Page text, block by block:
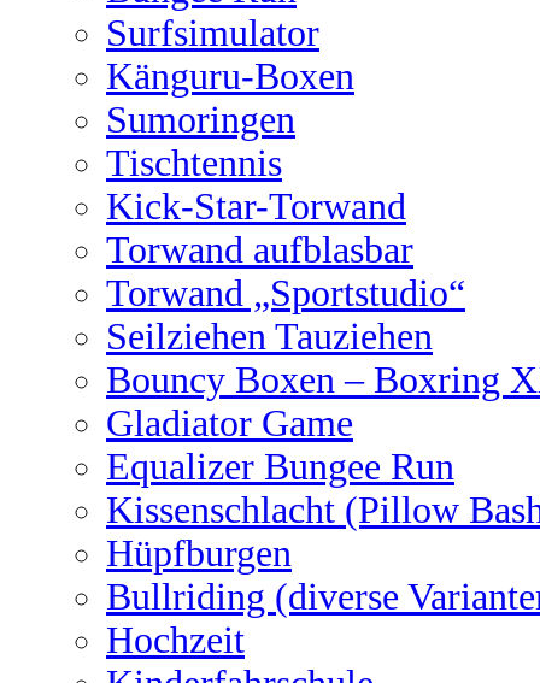
Surfsimulator
Känguru-Boxen
Sumoringen
Tischtennis
Kick-Star-Torwand
Torwand aufblasbar
Torwand „Sportstudio“
Seilziehen Tauziehen
Bouncy Boxen – Boxring
Gladiator Game
Equalizer Bungee Run
Kissenschlacht (Pillow
Hüpfburgen
Bullriding (diverse
Hochzeit